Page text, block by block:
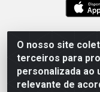
O nosso site
terceiros para
personalizada ao
relevante de
Polybalas - Rua
Ernesto Geisel,